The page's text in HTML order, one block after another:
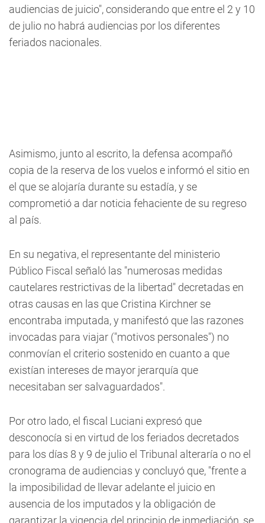
audiencias de juicio", considerando que entre el 2 y 10
de julio no habrá audiencias por los diferentes
feriados nacionales.
Asimismo, junto al escrito, la defensa acompañó
copia de la reserva de los vuelos e informó el sitio en
el que se alojaría durante su estadía, y se
comprometió a dar noticia fehaciente de su regreso
al país.
En su negativa, el representante del ministerio
Público Fiscal señaló las "numerosas medidas
cautelares restrictivas de la libertad" decretadas en
otras causas en las que Cristina Kirchner se
encontraba imputada, y manifestó que las razones
invocadas para viajar ("motivos personales") no
conmovían el criterio sostenido en cuanto a que
existían intereses de mayor jerarquía que
necesitaban ser salvaguardados".
Por otro lado, el fiscal Luciani expresó que
desconocía si en virtud de los feriados decretados
para los días 8 y 9 de julio el Tribunal alteraría o no el
cronograma de audiencias y concluyó que, "frente a
la imposibilidad de llevar adelante el juicio en
ausencia de los imputados y la obligación de
garantizar la vigencia del principio de inmediación, se